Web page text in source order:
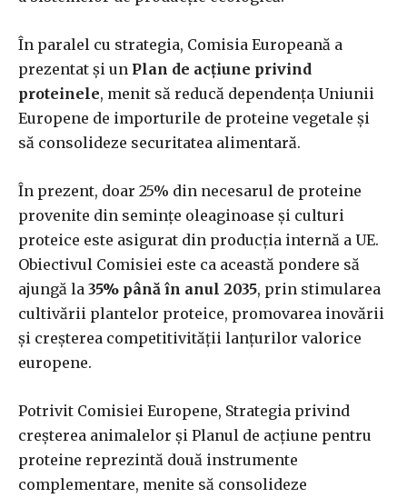
În paralel cu strategia, Comisia Europeană a
prezentat și un Plan de acțiune privind
proteinele, menit să reducă dependența Uniunii
Europene de importurile de proteine vegetale și
să consolideze securitatea alimentară.
În prezent, doar 25% din necesarul de proteine
provenite din semințe oleaginoase și culturi
proteice este asigurat din producția internă a UE.
Obiectivul Comisiei este ca această pondere să
ajungă la 35% până în anul 2035, prin stimularea
cultivării plantelor proteice, promovarea inovării
și creșterea competitivității lanțurilor valorice
europene.
Potrivit Comisiei Europene, Strategia privind
creșterea animalelor și Planul de acțiune pentru
proteine reprezintă două instrumente
complementare, menite să consolideze